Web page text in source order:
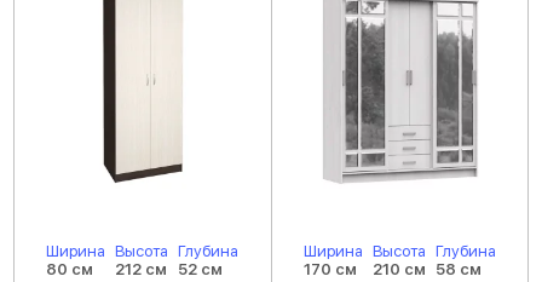
Ширина
80 см
Высота
212 см
Глубина
52 см
Ширина
170 см
Высота
210 см
Глубина
58 см